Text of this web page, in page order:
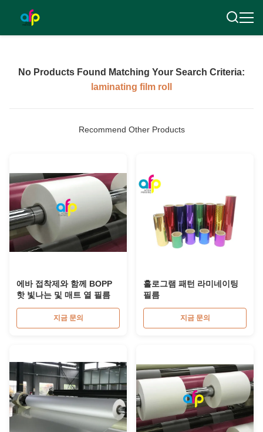
No Products Found Matching Your Search Criteria:
laminating film roll
Recommend Other Products
에바 접착제와 함께 BOPP
핫 빛나는 및 매트 열 필름
지금 문의
홀로그램 패턴 라미네이팅
필름
지금 문의